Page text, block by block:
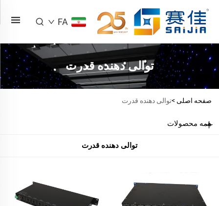
FA
توالی دهنده قدرت
صفحه اصلی >توالی دهنده قدرت
همه محصولات
توالی دهنده قدرت